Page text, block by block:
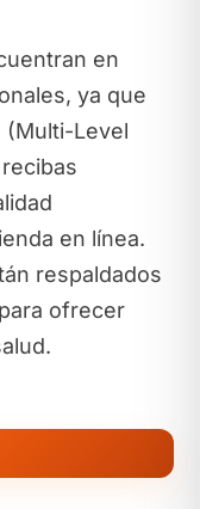
en
ya que
(Multi-Level
en línea.
respaldados
ofrecer